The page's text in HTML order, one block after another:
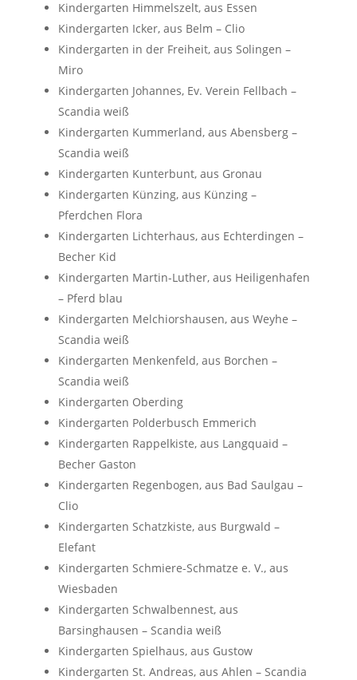
Kindergarten Himmelszelt, aus Essen
Kindergarten Icker, aus Belm – Clio
Kindergarten in der Freiheit, aus Solingen –
Miro
Kindergarten Johannes, Ev. Verein Fellbach –
Scandia weiß
Kindergarten Kummerland, aus Abensberg –
Scandia weiß
Kindergarten Kunterbunt, aus Gronau
Kindergarten Künzing, aus Künzing –
Pferdchen Flora
Kindergarten Lichterhaus, aus Echterdingen –
Becher Kid
Kindergarten Martin-Luther, aus Heiligenhafen
– Pferd blau
Kindergarten Melchiorshausen, aus Weyhe –
Scandia weiß
Kindergarten Menkenfeld, aus Borchen –
Scandia weiß
Kindergarten Oberding
Kindergarten Polderbusch Emmerich
Kindergarten Rappelkiste, aus Langquaid –
Becher Gaston
Kindergarten Regenbogen, aus Bad Saulgau –
Clio
Kindergarten Schatzkiste, aus Burgwald –
Elefant
Kindergarten Schmiere-Schmatze e. V., aus
Wiesbaden
Kindergarten Schwalbennest, aus
Barsinghausen – Scandia weiß
Kindergarten Spielhaus, aus Gustow
Kindergarten St. Andreas, aus Ahlen – Scandia